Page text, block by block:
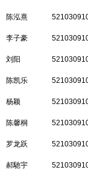
陈泓熹
李子豪
刘阳
陈凯乐
杨颖
陈馨桐
罗龙跃
郝馳宇